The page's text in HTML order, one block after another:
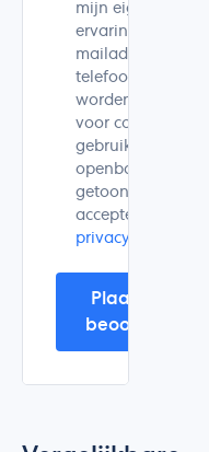
mijn eigen
ervaring is. Mijn e-
mailadres en
telefoonnummer
worden alleen
voor controle
gebruikt en niet
openbaar
getoond. Ik
accepteer de
privacyverklaring
Plaats mijn
beoordeling